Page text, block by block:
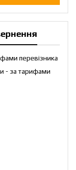
перевізника
- за тарифами